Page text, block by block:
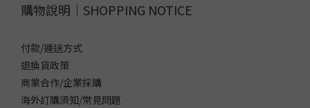
購物說明｜SHOPPING NOTICE
付款/運送方式
退換貨政策
商業合作/企業採購
海外訂購須知/常見問題